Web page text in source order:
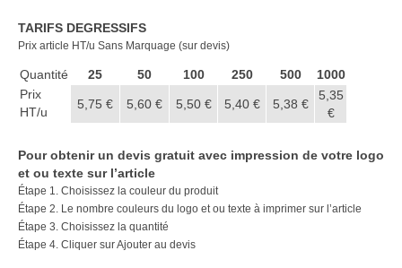
Carnet A6 personnalisé
Clé USB personnalisée
Gobelet réutilisable & Verre
Haut-parleur Bluetooth
Lunettes de soleil
TARIFS DEGRESSIFS
Prix article HT/u Sans Marquage (sur devis)
Quantité 25 50 100 250 500
1000
Prix
HT/u
5,75 € 5,60 € 5,50 € 5,40 € 5,38 €
5,35
€
Pour obtenir un devis gratuit avec impression de votre logo
et ou texte sur l’article
Étape 1. Choisissez la couleur du produit
Étape 2. Le nombre couleurs du logo et ou texte à imprimer sur l’article
Étape 3. Choisissez la quantité
Étape 4. Cliquer sur Ajouter au devis